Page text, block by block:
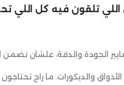
اللي تلقون فيه كل
الجودة والدقة، علشان نضمن
والديكورات. ما راح